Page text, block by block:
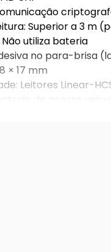
Superior a 3 m
utiliza bateria
no para-brisa
× 17 mm
Leitores Linear-HCS
de acesso